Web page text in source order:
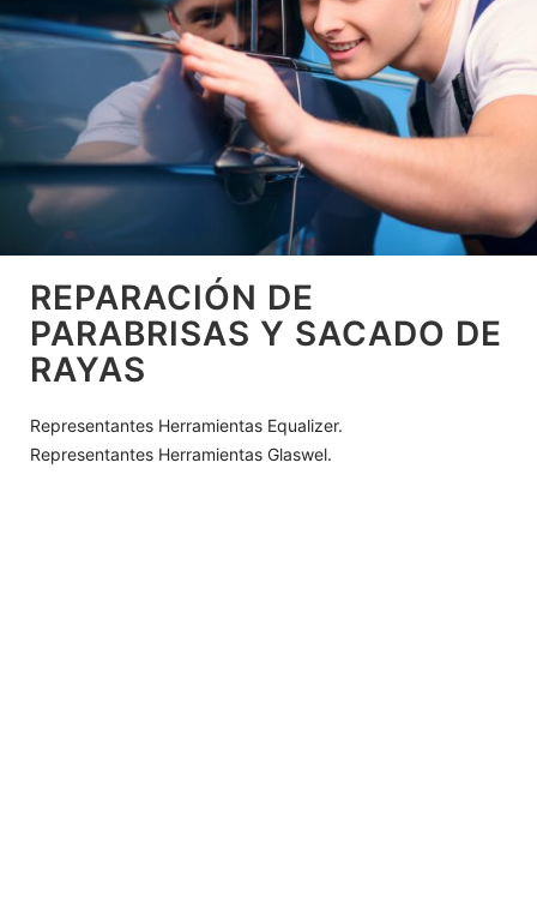
REPARACIÓN DE
PARABRISAS Y SACADO DE
RAYAS
Representantes Herramientas Equalizer.
Representantes Herramientas Glaswel.